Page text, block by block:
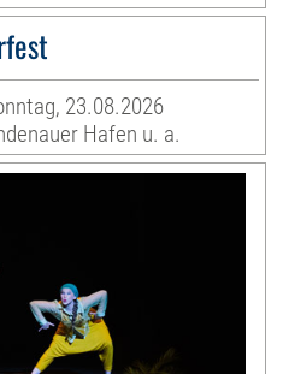
23.08.2026
Hafen u. a.